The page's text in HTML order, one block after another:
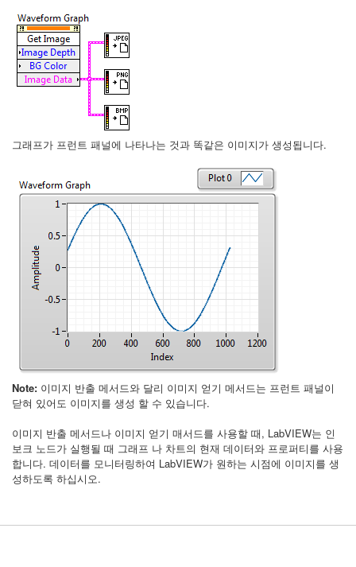
그래프가 프런트 패널에 나타나는 것과 똑같은 이미지가 생성됩니다.
Note: 이미지 반출 메서드와 달리 이미지 얻기 메서드는 프런트 패널이
닫혀 있어도 이미지를 생성 할 수 있습니다.
이미지 반출 메서드나 이미지 얻기 매서드를 사용할 때, LabVIEW는 인
보크 노드가 실행될 때 그래프 나 차트의 현재 데이터와 프로퍼티를 사용
합니다. 데이터를 모니터링하여 LabVIEW가 원하는 시점에 이미지를 생
성하도록 하십시오.